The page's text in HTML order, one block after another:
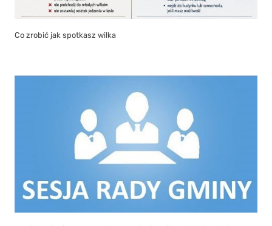
Co zrobić jak spotkasz wilka